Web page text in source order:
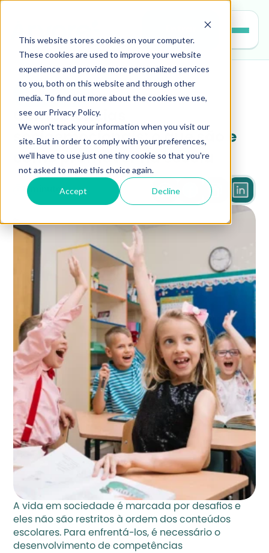
This website stores cookies on your computer.
These cookies are used to improve your website
experience and provide more personalized services
to you, both on this website and through other
media. To find out more about the cookies we use,
see our Privacy Policy.
We won't track your information when you visit our
site. But in order to comply with your preferences,
we'll have to use just one tiny cookie so that you're
not asked to make this choice again.
Accept Decline
educacao
Competências
socioemocionais: o que são e
como promover na escola
8 minutos
A vida em sociedade é marcada por desafios e
eles não são restritos à ordem dos conteúdos
escolares. Para enfrentá-los, é necessário o
desenvolvimento de competências